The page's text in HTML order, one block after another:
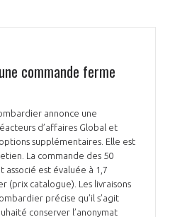
commande ferme
annonce une
d’affaires Global et
supplémentaires. Elle est
La commande des 50
est évaluée à 1,7
(prix catalogue). Les livraisons
précise qu’il s’agit
conserver l’anonymat